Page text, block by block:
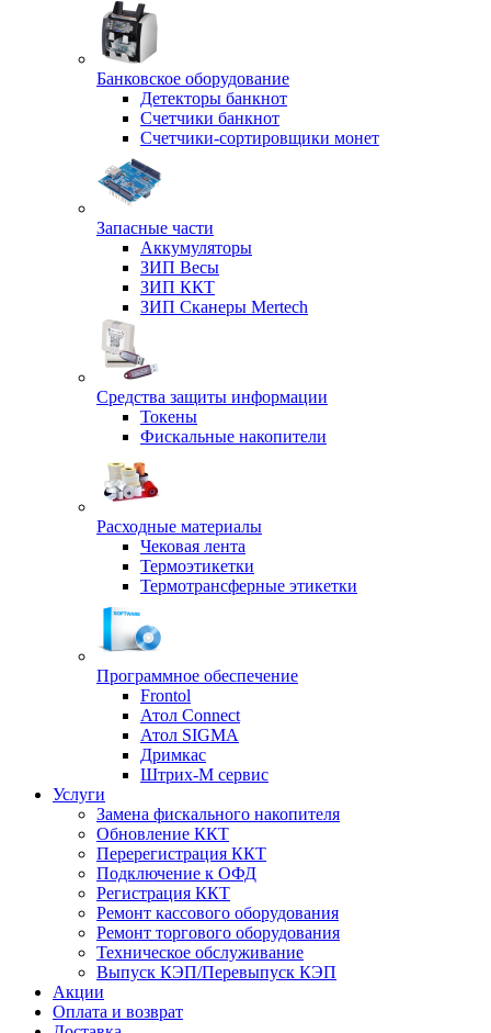
Банковское оборудование
Детекторы банкнот
Счетчики банкнот
Счетчики-сортировщики монет
Запасные части
Аккумуляторы
ЗИП Весы
ЗИП ККТ
ЗИП Сканеры Mertech
Средства защиты информации
Токены
Фискальные накопители
Расходные материалы
Чековая лента
Термоэтикетки
Термотрансферные этикетки
Программное обеспечение
Frontol
Атол Connect
Атол SIGMA
Дримкас
Штрих-М сервис
Услуги
Замена фискального накопителя
Обновление ККТ
Перерегистрация ККТ
Подключение к ОФД
Регистрация ККТ
Ремонт кассового оборудования
Ремонт торгового оборудования
Техническое обслуживание
Выпуск КЭП/Перевыпуск КЭП
Акции
Оплата и возврат